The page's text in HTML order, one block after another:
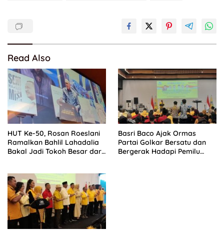
Read Also
HUT Ke-50, Rosan Roeslani
Ramalkan Bahlil Lahadalia
Bakal Jadi Tokoh Besar dari
Basri Baco Ajak Ormas
Partai Golkar Bersatu dan
Bergerak Hadapi Pemilu